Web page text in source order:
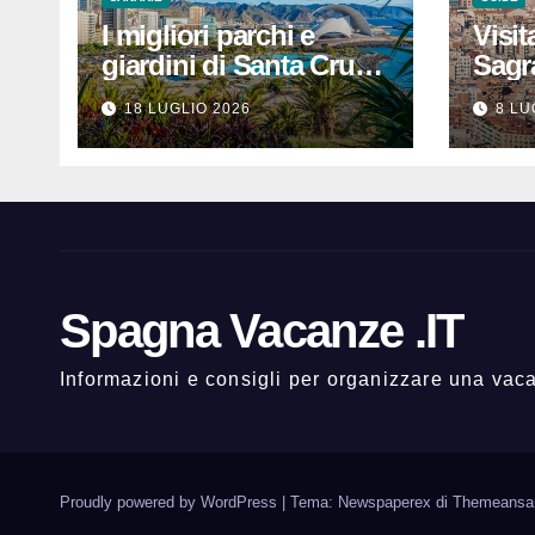
I migliori parchi e
giardini di Santa Cruz
de Tenerife: dove
rilassarsi
18 LUGLIO 2026
che
8
Spagna Vacanze .IT
Informazioni e consigli per organizzare una
Proudly powered by WordPress Tema: Newspaperex di